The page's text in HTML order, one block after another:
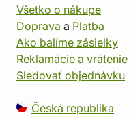
Všetko o nákupe
Doprava a Platba
Ako balíme zásielky
Reklamácie a vrátenie
Sledovať objednávku
Česká republika